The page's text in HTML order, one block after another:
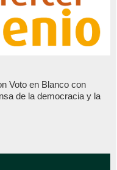
Voto en Blanco con
de la democracia y la